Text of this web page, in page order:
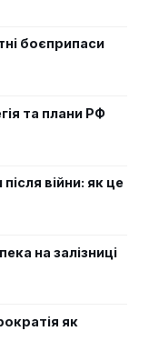
боєприпаси
та плани РФ
війни: як це
на залізниці
як